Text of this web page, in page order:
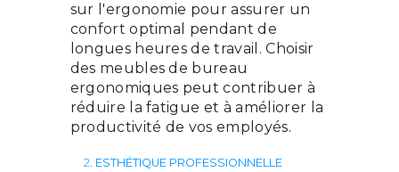
sur l'ergonomie pour assurer un
confort optimal pendant de
longues heures de travail. Choisir
des meubles de bureau
ergonomiques peut contribuer à
réduire la fatigue et à améliorer la
productivité de vos employés.
2. ESTHÉTIQUE PROFESSIONNELLE